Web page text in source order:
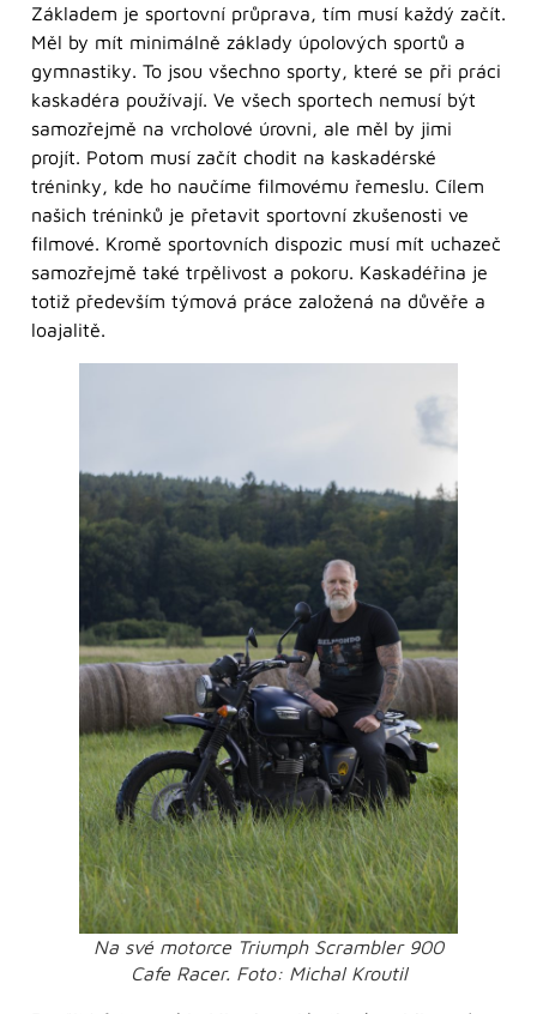
Základem je sportovní průprava, tím musí každý začít.
Měl by mít minimálně základy úpolových sportů a
gymnastiky. To jsou všechno sporty, které se při práci
kaskadéra používají. Ve všech sportech nemusí být
samozřejmě na vrcholové úrovni, ale měl by jimi
projít. Potom musí začít chodit na kaskadérské
tréninky, kde ho naučíme filmovému řemeslu. Cílem
našich tréninků je přetavit sportovní zkušenosti ve
filmové. Kromě sportovních dispozic musí mít uchazeč
samozřejmě také trpělivost a pokoru. Kaskadéřina je
totiž především týmová práce založená na důvěře a
loajalitě.
Na své motorce Triumph Scrambler 900
Cafe Racer. Foto: Michal Kroutil